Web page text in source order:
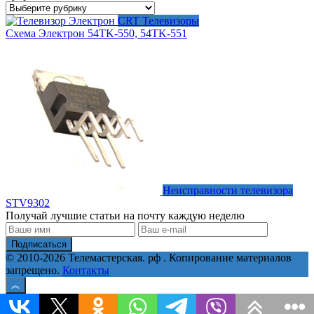
Рубрики
CRT Телевизоры
Схема Электрон 54TK-550, 54TK-551
Неисправности телевизора
STV9302
Получай лучшие статьи на почту каждую неделю
Подписаться
© 2010-2026 Телемастерская. рф . Копирование материалов
запрещено. Контакты